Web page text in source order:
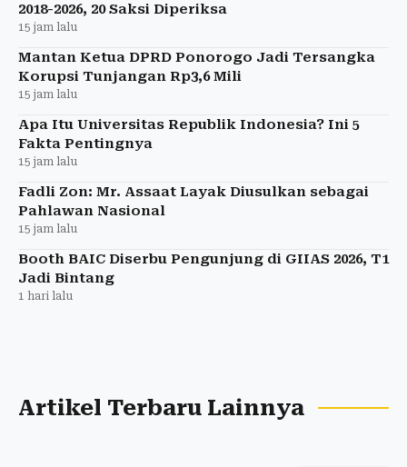
2018-2026, 20 Saksi Diperiksa
15 jam lalu
Mantan Ketua DPRD Ponorogo Jadi Tersangka
Korupsi Tunjangan Rp3,6 Mili
15 jam lalu
Apa Itu Universitas Republik Indonesia? Ini 5
Fakta Pentingnya
15 jam lalu
Fadli Zon: Mr. Assaat Layak Diusulkan sebagai
Pahlawan Nasional
15 jam lalu
Booth BAIC Diserbu Pengunjung di GIIAS 2026, T1
Jadi Bintang
1 hari lalu
Artikel Terbaru Lainnya